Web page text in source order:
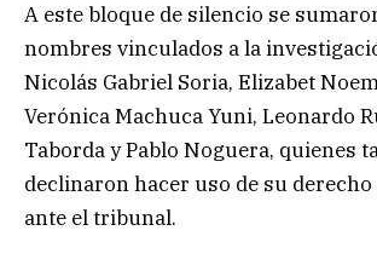
A este bloque de silencio se
nombres vinculados a la
Nicolás Gabriel Soria, Elizabet
Verónica Machuca Yuni, Leonardo
Taborda y Pablo Noguera, quienes
declinaron hacer uso de su derecho
ante el tribunal.